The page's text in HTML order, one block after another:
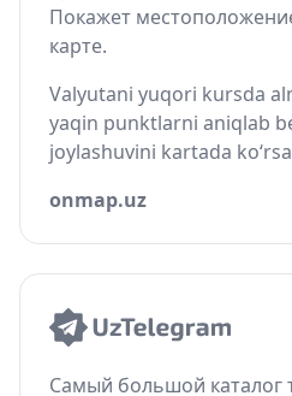
Покажет
карте.
Valyutani yuqori kursda
yaqin punktlarni aniqlab
joylashuvini kartada
onmap.uz
Самый большой каталог